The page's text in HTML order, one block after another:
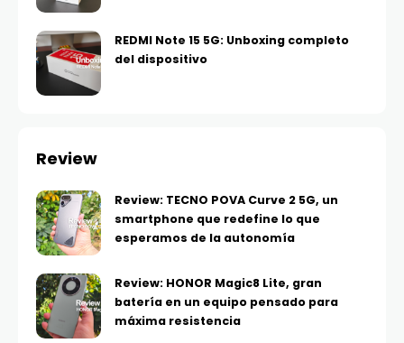
REDMI Note 15 5G: Unboxing completo
del dispositivo
Review
Review: TECNO POVA Curve 2 5G, un
smartphone que redefine lo que
esperamos de la autonomía
Review: HONOR Magic8 Lite, gran
batería en un equipo pensado para
máxima resistencia